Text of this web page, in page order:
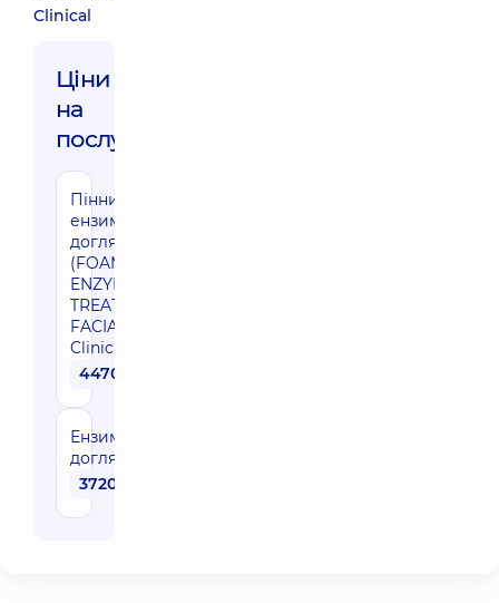
Clinical
Ціни
на
послуги:
Пінний
ензимний
догляд
(FOAMING
ENZYME
TREATMENT
FACIAL) IS
Clinical
4470 грн
Ензимний
догляд
3720 грн